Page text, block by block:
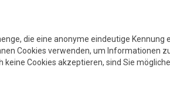
die eine anonyme eindeutige
Cookies verwenden, um Informationen
keine Cookies akzeptieren, sind Sie